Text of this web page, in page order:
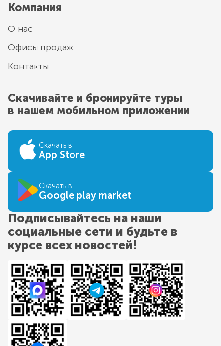
Компания
О нас
Офисы продаж
Контакты
Скачивайте и бронируйте туры
в нашем мобильном приложении
Скачать в
App Store
Скачать в
Google play market
Подписывайтесь на наши
социальные сети и будьте в
курсе всех новостей!